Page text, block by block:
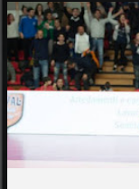
P
o
s
t
a
g